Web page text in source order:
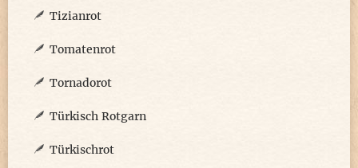
Tizianrot
Tomatenrot
Tornadorot
Türkisch Rotgarn
Türkischrot